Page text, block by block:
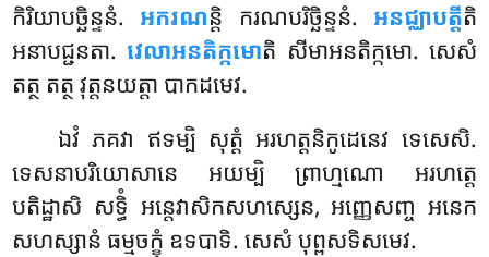
កិរិយាបច្ឆិន្ទនំ. អករណន្តិ ករណបរិច្ឆិន្ទនំ. អនជ្ឈាបត្តីតិ
អនាបជ្ជនតា.វេលាអនតិក្កមោតិ សីមាអនតិក្កមោ. សេសំ
តត្ថ តត្ថ វុត្តនយត្តា បាកដមេវ.
ឯវំ ភគវា ឥទម្បិ សុត្តំ អរហត្តនិកូដេនេវ ទេសេសិ.
ទេសនាបរិយោសានេ អយម្បិ ព្រាហ្មណោ អរហត្តេ
បតិដ្ឋាសិ សទ្ធិំ អន្តេវាសិកសហស្សេន, អញ្ញេសញ្ច អនេក
សហស្សានំ ធម្មចក្ខុំ ឧទបាទិ. សេសំ បុព្ពសទិសមេវ.